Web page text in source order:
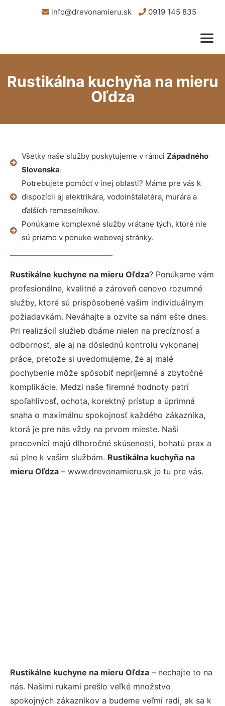
info@drevonamieru.sk 0919 145 835
Rustikálna kuchyňa na mieru
Oľdza
Všetky naše služby poskytujeme v rámci Západného
Slovenska.
Potrebujete pomôcť v inej oblasti? Máme pre vás k
dispozícii aj elektrikára, vodoinštalatéra, murára a
ďalších remeselníkov.
Ponúkame komplexné služby vrátane tých, ktoré nie
sú priamo v ponuke webovej stránky.
Rustikálne kuchyne na mieru Oľdza? Ponúkame vám
profesionálne, kvalitné a zároveň cenovo rozumné
služby, ktoré sú prispôsobené vašim individuálnym
požiadavkám. Neváhajte a ozvite sa nám ešte dnes.
Pri realizácií služieb dbáme nielen na precíznosť a
odbornosť, ale aj na dôslednú kontrolu vykonanej
práce, pretože si uvedomujeme, že aj malé
pochybenie môže spôsobiť nepríjemné a zbytočné
komplikácie. Medzi naše firemné hodnoty patrí
spoľahlivosť, ochota, korektný prístup a úprimná
snaha o maximálnu spokojnosť každého zákazníka,
ktorá je pre nás vždy na prvom mieste. Naši
pracovníci majú dlhoročné skúsenosti, bohatú prax a
sú plne k vašim službám. Rustikálna kuchyňa na
mieru Oľdza – www.drevonamieru.sk je tu pre vás.
Rustikálne kuchyne na mieru Oľdza – nechajte to na
nás. Našimi rukami prešlo veľké množstvo
spokojných zákazníkov a budeme veľmi radi, ak sa k